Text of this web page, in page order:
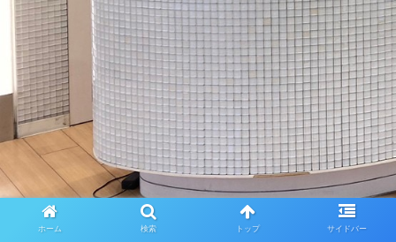
ホーム 検索 トップ サイドバー